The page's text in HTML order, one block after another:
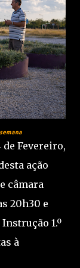
de Fevereiro,
ação
câmara
20h30 e
1.º
à